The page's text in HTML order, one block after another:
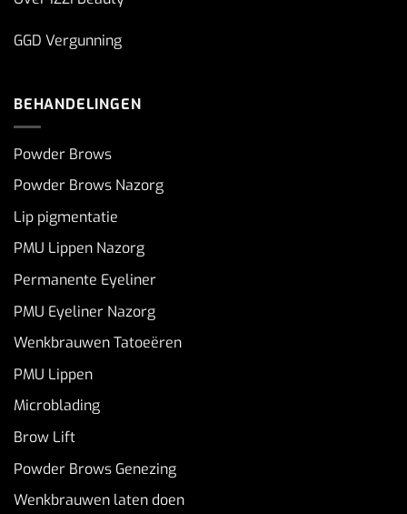
GGD Vergunning
BEHANDELINGEN
Powder Brows
Powder Brows Nazorg
Lip pigmentatie
PMU Lippen Nazorg
Permanente Eyeliner
PMU Eyeliner Nazorg
Wenkbrauwen Tatoeëren
PMU Lippen
Microblading
Brow Lift
Powder Brows Genezing
Wenkbrauwen laten doen